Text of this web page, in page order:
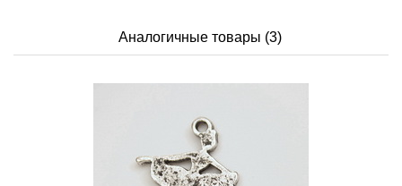
Аналогичные товары (3)